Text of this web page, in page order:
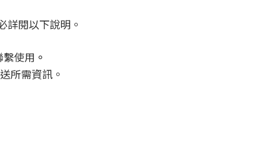
詳閱以下說明。
使用 。
所需資訊。